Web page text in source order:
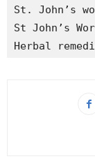
St. John’s
St John’s
Herbal